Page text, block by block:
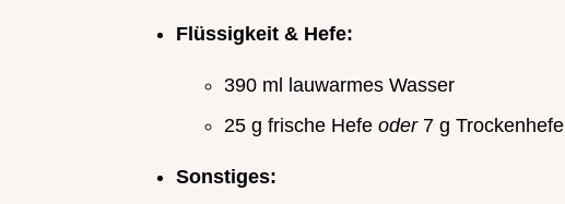
Flüssigkeit & Hefe:
390 ml lauwarmes Wasser
25 g frische Hefe oder 7 g Trockenhefe
Sonstiges: